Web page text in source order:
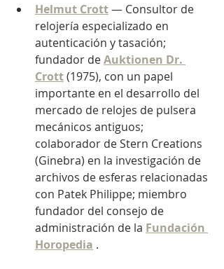
Helmut Crott— Consultor de
relojería especializado en
autenticación y tasación;
fundador deAuktionen Dr.
Crott(1975), con un papel
importante en el desarrollo del
mercado de relojes de pulsera
mecánicos antiguos;
colaborador de Stern Creations
(Ginebra) en la investigación de
archivos de esferas relacionadas
con Patek Philippe; miembro
fundador del consejo de
administración de la Fundación
Horopedia .